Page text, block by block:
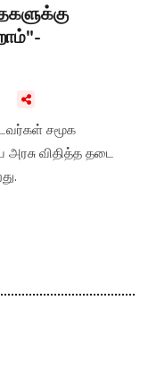
சமூக
விதித்த தடை